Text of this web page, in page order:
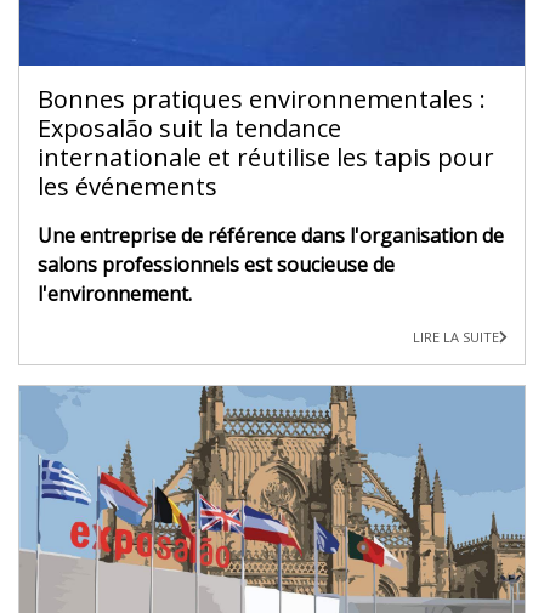
Bonnes pratiques environnementales :
Exposalão suit la tendance
internationale et réutilise les tapis pour
les événements
Une entreprise de référence dans l'organisation de
salons professionnels est soucieuse de
l'environnement.
LIRE LA SUITE